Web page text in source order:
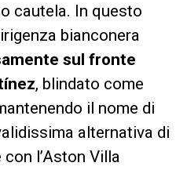
cautela. In questo
bianconera
sul fronte
, blindato come
il nome di
alternativa di
l’Aston Villa